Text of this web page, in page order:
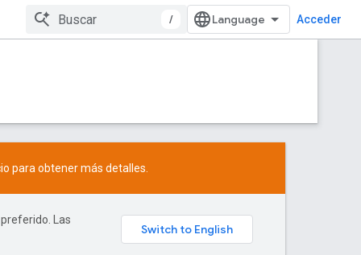
/ Acceder
para obtener más detalles.
Las